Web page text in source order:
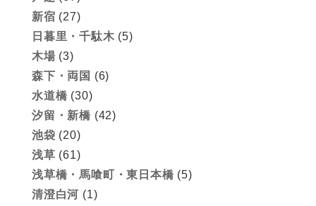
新宿 (27)
日暮里・千駄木 (5)
木場 (3)
森下・両国 (6)
水道橋 (30)
汐留・新橋 (42)
池袋 (20)
浅草 (61)
浅草橋・馬喰町・東日本橋 (5)
清澄白河 (1)